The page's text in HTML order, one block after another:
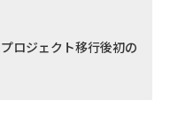
ロジェクト移行後初の